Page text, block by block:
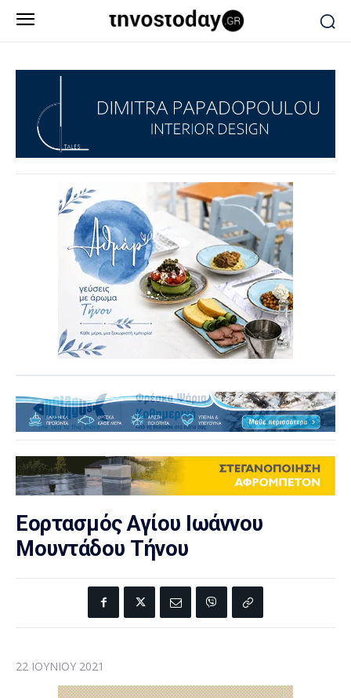
Εορτασμός Αγίου Ιωάννου
Μουντάδου Τήνου
22 ΙΟΥΝΊΟΥ 2021